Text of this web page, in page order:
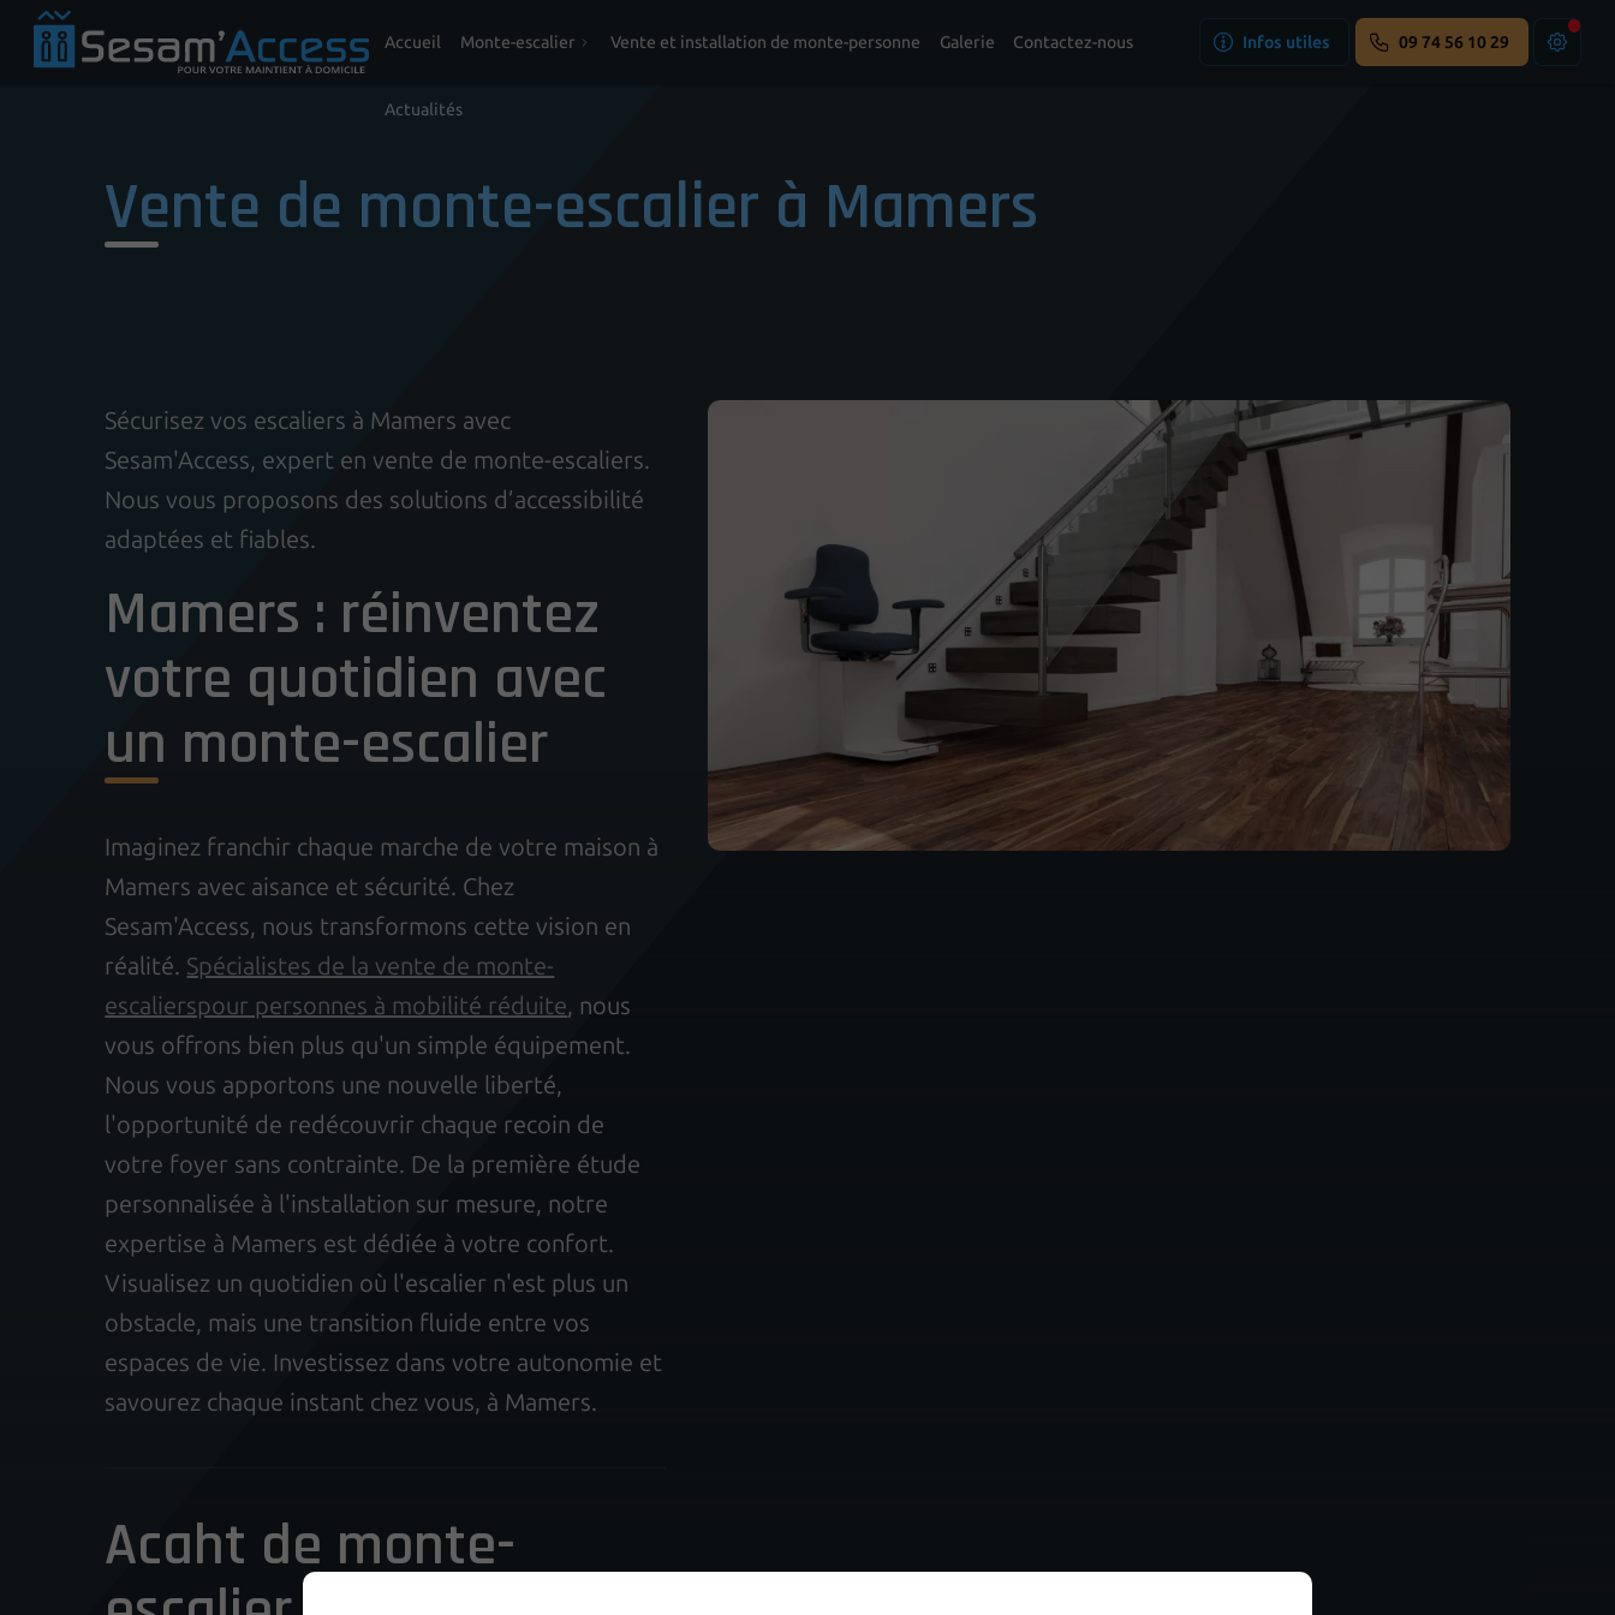
Accueil Monte-escalier Vente et installation de monte-personne Galerie Contactez-nous
Actualités
Infos utiles 09 74 56 10 29
Vente de monte-escalier à Mamers
Sécurisez vos escaliers à Mamers avec
Sesam'Access, expert en vente de monte-escaliers.
Nous vous proposons des solutions d’accessibilité
adaptées et fiables.
Mamers : réinventez
votre quotidien avec
un monte-escalier
Imaginez franchir chaque marche de votre maison à
Mamers avec aisance et sécurité. Chez
Sesam'Access, nous transformons cette vision en
réalité. Spécialistes de la vente de monte-
escalierspour personnes à mobilité réduite, nous
vous offrons bien plus qu'un simple équipement.
Nous vous apportons une nouvelle liberté,
l'opportunité de redécouvrir chaque recoin de
votre foyer sans contrainte. De la première étude
personnalisée à l'installation sur mesure, notre
expertise à Mamers est dédiée à votre confort.
Visualisez un quotidien où l'escalier n'est plus un
obstacle, mais une transition fluide entre vos
espaces de vie. Investissez dans votre autonomie et
savourez chaque instant chez vous, à Mamers.
Acaht de monte-